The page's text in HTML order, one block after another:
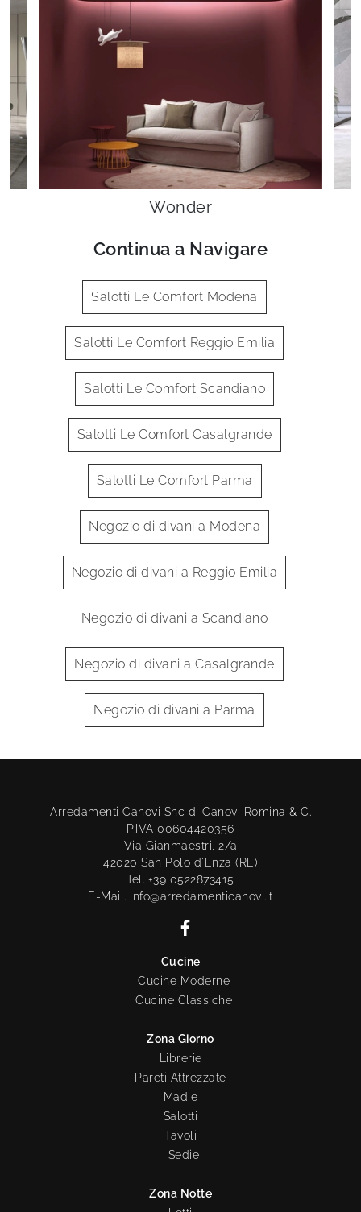
Wonder
Continua a Navigare
Salotti Le Comfort Modena
Salotti Le Comfort Reggio Emilia
Salotti Le Comfort Scandiano
Salotti Le Comfort Casalgrande
Salotti Le Comfort Parma
Negozio di divani a Modena
Negozio di divani a Reggio Emilia
Negozio di divani a Scandiano
Negozio di divani a Casalgrande
Negozio di divani a Parma
Arredamenti Canovi Snc di Canovi Romina & C.
P.IVA 00604420356
Via Gianmaestri, 2/a
42020 San Polo d'Enza (RE)
Tel. +39 0522873415
E-Mail. info@arredamenticanovi.it
Cucine
Cucine Moderne
Cucine Classiche
Zona Giorno
Librerie
Pareti Attrezzate
Madie
Salotti
Tavoli
Sedie
Zona Notte